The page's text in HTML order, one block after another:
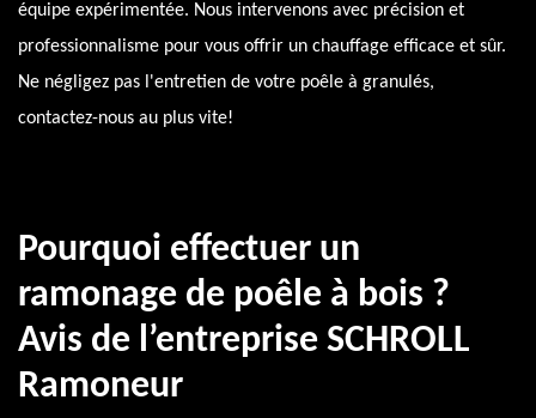
équipe expérimentée. Nous intervenons avec précision et
professionnalisme pour vous offrir un chauffage efficace et sûr.
Ne négligez pas l'entretien de votre poêle à granulés,
contactez-nous au plus vite!
Pourquoi effectuer un
ramonage de poêle à bois ?
Avis de l’entreprise SCHROLL
Ramoneur